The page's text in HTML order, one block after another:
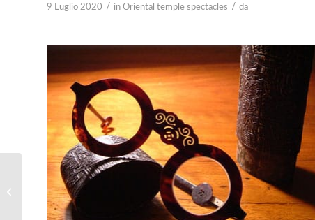
9 Luglio 2020 / in Oriental temple spectacles / da
Oriental Bow Spectacles